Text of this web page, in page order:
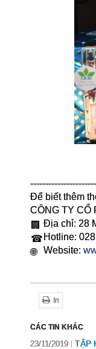
Để biết thêm
CÔNG TY CỔ
🏢 Địa chỉ: 28
☎Hotline:
🌐
Website:
In
CÁC TIN KHÁC
23/11/2019 TẬP